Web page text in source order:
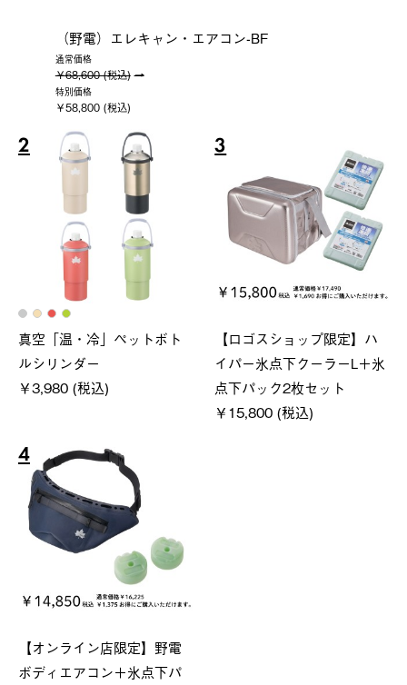
（野電）エレキャン・エアコン-BF
通常価格
￥68,600 (税込)
特別価格
￥58,800 (税込)
2
真空「温・冷」ペットボト
ルシリンダー
￥3,980 (税込)
3
【ロゴスショップ限定】ハ
イパー氷点下クーラーL＋氷
点下パック2枚セット
￥15,800 (税込)
4
【オンライン店限定】野電
ボディエアコン＋氷点下パ